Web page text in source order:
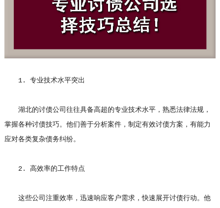
1. 专业技术水平突出
湖北的讨债公司往往具备高超的专业技术水平，熟悉法律法规，
掌握各种讨债技巧。他们善于分析案件，制定有效讨债方案，有能力
应对各类复杂债务纠纷。
2. 高效率的工作特点
这些公司注重效率，迅速响应客户需求，快速展开讨债行动。他